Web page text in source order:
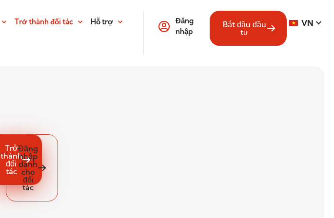
Trở thành đối tác Hỗ trợ
Đăng
nhập
Bắt đầu đầu
tư
VN
Trở
thành
đối
tác
Đăng
nhập
dành
cho
đối
tác